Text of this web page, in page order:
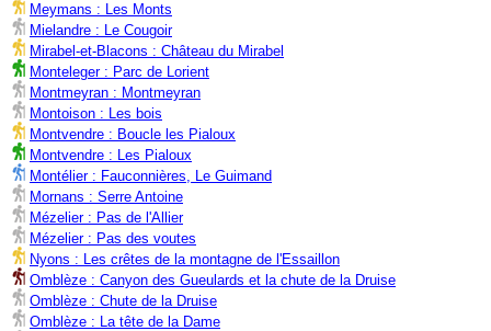
Meymans : Les Monts
Mielandre : Le Cougoir
Mirabel-et-Blacons : Château du Mirabel
Monteleger : Parc de Lorient
Montmeyran : Montmeyran
Montoison : Les bois
Montvendre : Boucle les Pialoux
Montvendre : Les Pialoux
Montélier : Fauconnières, Le Guimand
Mornans : Serre Antoine
Mézelier : Pas de l'Allier
Mézelier : Pas des voutes
Nyons : Les crêtes de la montagne de l'Essaillon
Omblèze : Canyon des Gueulards et la chute de la Druise
Omblèze : Chute de la Druise
Omblèze : La tête de la Dame